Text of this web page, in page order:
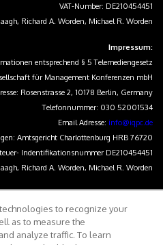
VAT-Number: DE210454451
Richard A. Worden, Michael R. Worden
Impressum:
entsprechend § 5 Telemediengesetz
für Management Konferenzen mbH
Rosenstrasse 2, 10178 Berlin, Germany
Telefonnummer: 030 52001534
Email Adresse: info@iqpc.de
Amtsgericht Charlottenburg HRB 76720
Indentifikationsnummer DE210454451
Richard A. Worden, Michael R. Worden
to recognize your
as to measure the
analyze traffic. To learn